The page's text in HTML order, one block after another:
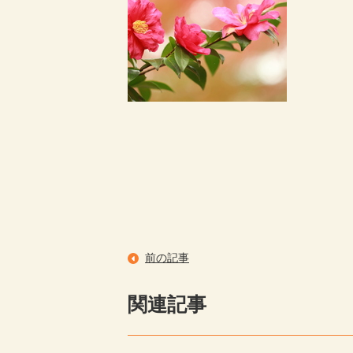
前の記事
関連記事